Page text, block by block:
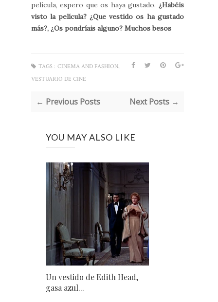
película, espero que os haya gustado. ¿Habéis
visto la película? ¿Que vestido os ha gustado
más?, ¿Os pondríais alguno? Muchos besos
TAGS : CINEMA AND FASHION,
VESTUARIO DE CINE
← Previous Posts Next Posts →
YOU MAY ALSO LIKE
Un vestido de Edith Head,
gasa azul...